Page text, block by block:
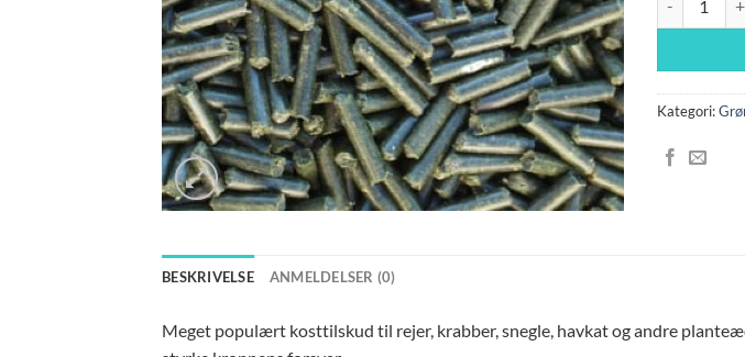
Kategori:
BESKRIVELSE ANMELDELSER (0)
Meget populært kosttilskud til rejer, krabber, snegle, havkat og andre